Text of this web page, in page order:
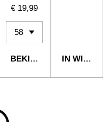
€ 19,99
BEKIJK DETAILS
IN